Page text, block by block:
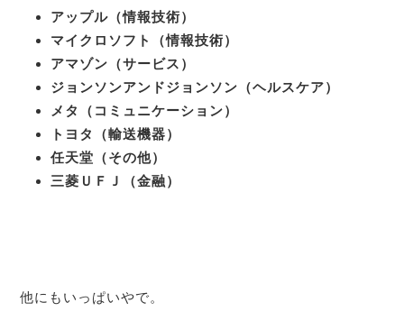
アップル（情報技術）
マイクロソフト（情報技術）
アマゾン（サービス）
ジョンソンアンドジョンソン（ヘルスケア）
メタ（コミュニケーション）
トヨタ（輸送機器）
任天堂（その他）
三菱ＵＦＪ（金融）
他にもいっぱいやで。